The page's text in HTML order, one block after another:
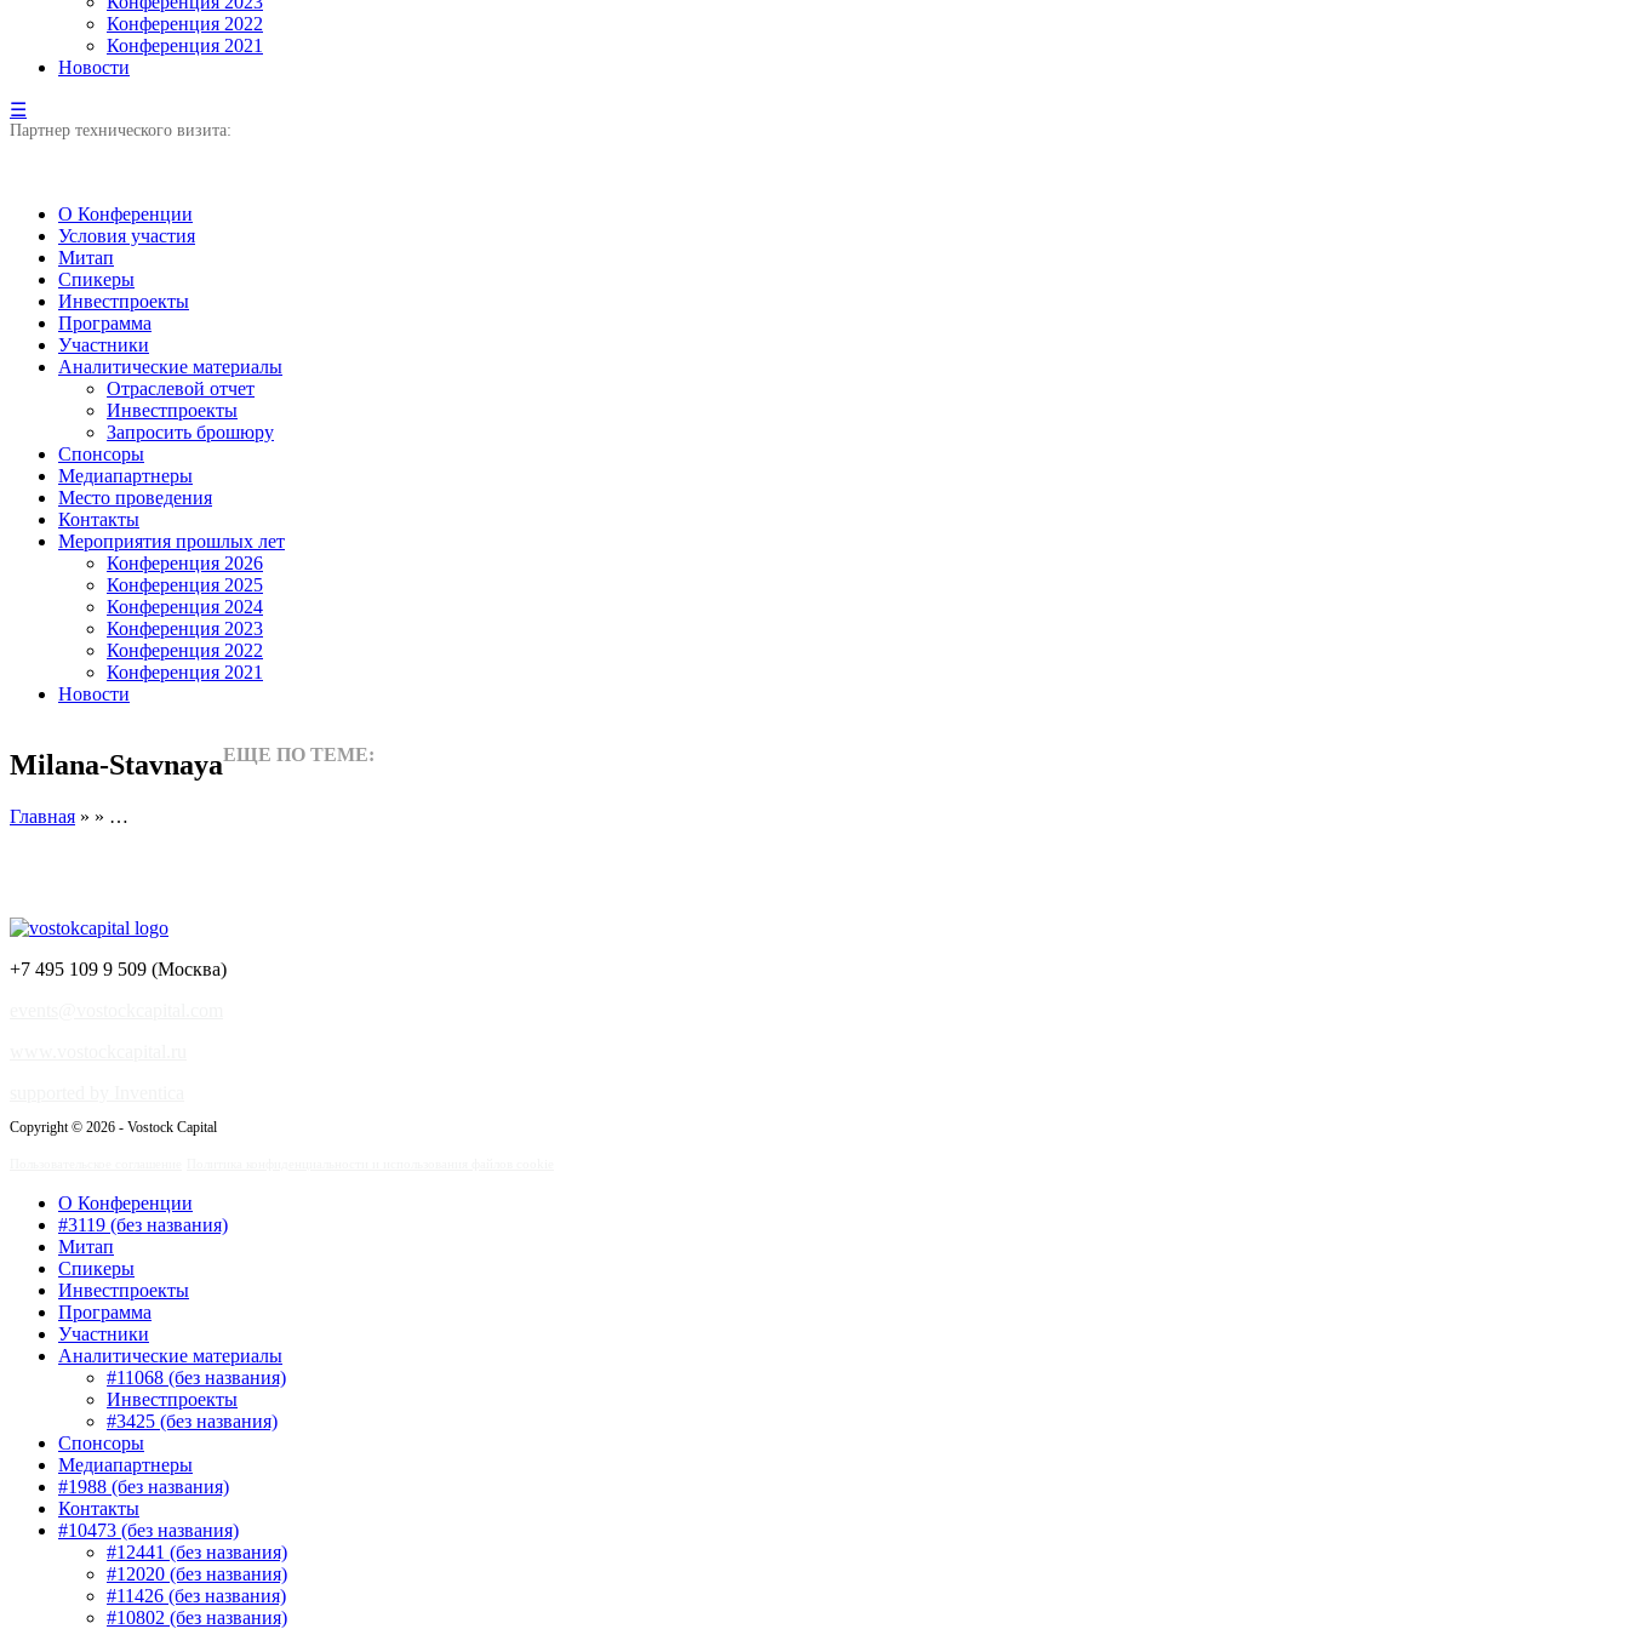
Конференция 2022
Конференция 2021
Новости
☰
Партнер технического визита:
О Конференции
Условия участия
Митап
Спикеры
Инвестпроекты
Программа
Участники
Аналитические материалы
Отраслевой отчет
Инвестпроекты
Запросить брошюру
Спонсоры
Медиапартнеры
Место проведения
Контакты
Мероприятия прошлых лет
Конференция 2026
Конференция 2025
Конференция 2024
Конференция 2023
Конференция 2022
Конференция 2021
Новости
Milana-Stavnaya
Главная » » …
ЕЩЕ ПО ТЕМЕ:
+7 495 109 9 509 (Москва)
Copyright © 2026 - Vostock Capital
О Конференции
#3119 (без названия)
Митап
Спикеры
Инвестпроекты
Программа
Участники
Аналитические материалы
#11068 (без названия)
Инвестпроекты
#3425 (без названия)
Спонсоры
Медиапартнеры
#1988 (без названия)
Контакты
#10473 (без названия)
#12441 (без названия)
#12020 (без названия)
#11426 (без названия)
#10802 (без названия)